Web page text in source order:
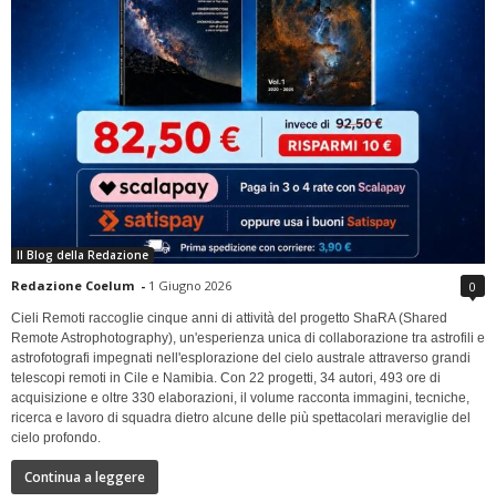
Il Blog della Redazione
Redazione Coelum - 1 Giugno 2026 0
Cieli Remoti raccoglie cinque anni di attività del progetto ShaRA (Shared
Remote Astrophotography), un'esperienza unica di collaborazione tra astrofili e
astrofotografi impegnati nell'esplorazione del cielo australe attraverso grandi
telescopi remoti in Cile e Namibia. Con 22 progetti, 34 autori, 493 ore di
acquisizione e oltre 330 elaborazioni, il volume racconta immagini, tecniche,
ricerca e lavoro di squadra dietro alcune delle più spettacolari meraviglie del
cielo profondo.
Continua a leggere